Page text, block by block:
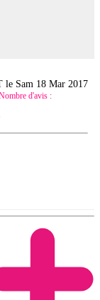
le Sam 18 Mar 2017
d'avis :